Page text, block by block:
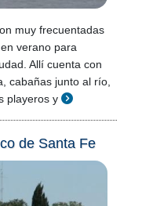
muy frecuentadas
verano para
Allí cuenta con
cabañas junto al río,
playeros y
de Santa Fe